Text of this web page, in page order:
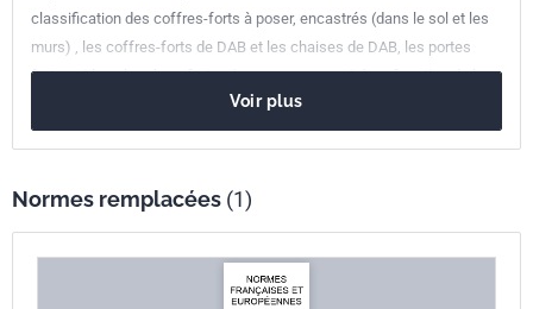
européenne
EN 1143-1:2012
classification des coffres-forts à poser, encastrés (dans le sol et les
murs) , les coffres-forts de DAB et les chaises de DAB, les portes
fortes et les chambres fortes (avec ou sans porte) en fonction de leur
résistance à l'effraction. Il ne couvre pas les essais et la classification
des systèmes de dépôt et des systèmes de DAB.
Voir plus
Normes remplacées (1)